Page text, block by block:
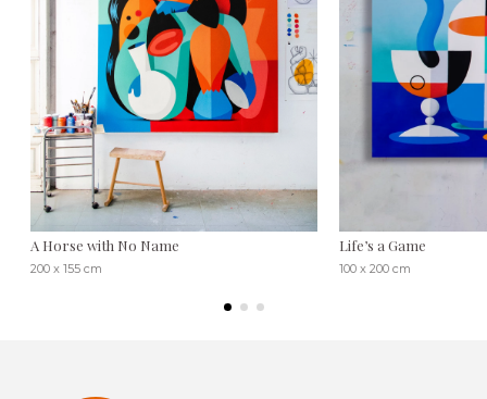
A Horse with No Name
200 x 155 cm
Life’s a Game
100 x 200 cm